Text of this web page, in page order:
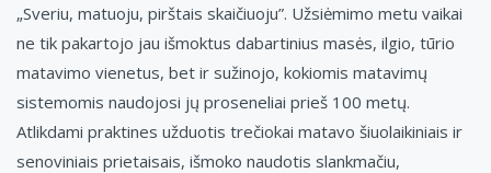
„Sveriu, matuoju, pirštais skaičiuoju”. Užsiėmimo metu vaikai
ne tik pakartojo jau išmoktus dabartinius masės, ilgio, tūrio
matavimo vienetus, bet ir sužinojo, kokiomis matavimų
sistemomis naudojosi jų proseneliai prieš 100 metų.
Atlikdami praktines užduotis trečiokai matavo šiuolaikiniais ir
senoviniais prietaisais, išmoko naudotis slankmačiu,